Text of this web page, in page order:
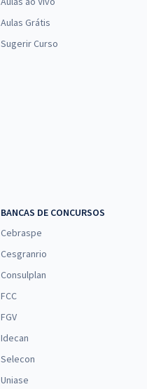
Aulas Grátis
Sugerir Curso
BANCAS DE CONCURSOS
Cebraspe
Cesgranrio
Consulplan
FCC
FGV
Idecan
Selecon
Uniase